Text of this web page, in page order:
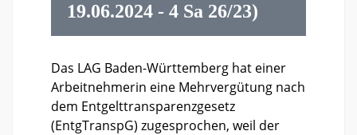
19.06.2024 - 4 Sa 26/23)
Das LAG Baden-Württemberg hat einer
Arbeitnehmerin eine Mehrvergütung nach
dem Entgelttransparenzgesetz
(EntgTranspG) zugesprochen, weil der